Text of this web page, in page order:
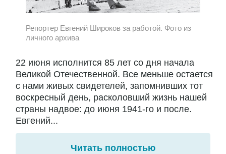
Репортер Евгений Широков за работой. Фото из
личного архива
22 июня исполнится 85 лет со дня начала
Великой Отечественной. Все меньше остается
с нами живых свидетелей, запомнивших тот
воскресный день, расколовший жизнь нашей
страны надвое: до июня 1941-го и после.
Евгений...
Читать полностью